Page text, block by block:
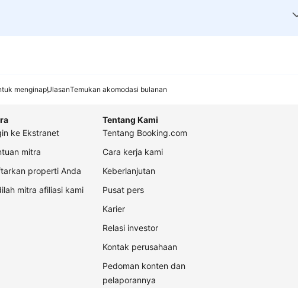
menginapUlasanTemukan akomodasi bulanan
ke Ekstranet
mitra
properti Anda
mitra afiliasi kami
Tentang Kami
Tentang Booking.com
Cara kerja kami
Keberlanjutan
Pusat pers
Karier
Relasi investor
Kontak perusahaan
Pedoman konten dan
pelaporannya